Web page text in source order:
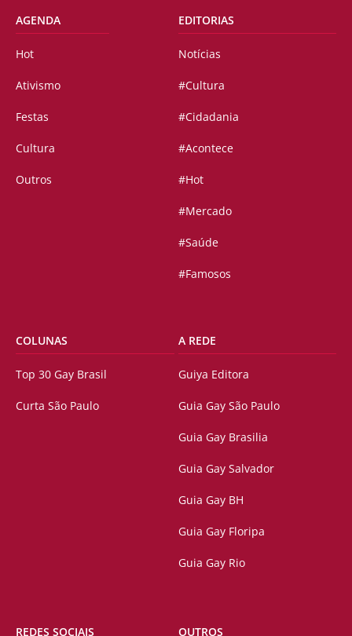
AGENDA
Hot
Ativismo
Festas
Cultura
Outros
EDITORIAS
Notícias
#Cultura
#Cidadania
#Acontece
#Hot
#Mercado
#Saúde
#Famosos
COLUNAS
Top 30 Gay Brasil
Curta São Paulo
A REDE
Guiya Editora
Guia Gay São Paulo
Guia Gay Brasilia
Guia Gay Salvador
Guia Gay BH
Guia Gay Floripa
Guia Gay Rio
REDES SOCIAIS OUTROS